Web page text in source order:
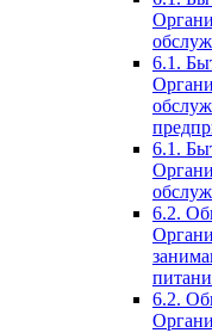
6.1.
6.1.
6.2.
6.2.